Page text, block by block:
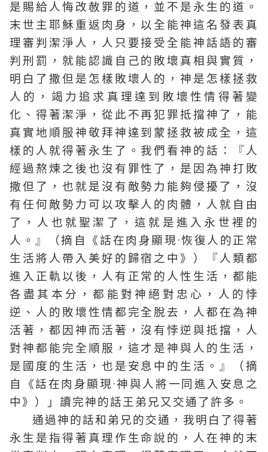
是賜給人悔改赦罪的道，並不是永生的道。
末世主耶穌重返肉身，以全能神這名發表真
理審判潔淨人，人只要接受全能神話語的審
判刑罰，就能認識自己的敗壞真相與實質，
明白了撒但是怎樣敗壞人的，神是怎樣拯救
人的，竭力追求真理達到敗壞性情得著變
化、得著潔淨，從此不再犯罪抵擋神了，能
真實地順服神敬拜神達到蒙拯救被成全，這
樣的人就得著永生了。我們看神的話：『人
經過熬煉之後也沒有罪性了，是因為神打敗
撒但了，也就是沒有敵勢力能夠侵擾了，沒
有任何敵勢力可以攻擊人的肉體，人就自由
了，人也就聖潔了，這就是進入永世裡的
人。』（摘自《話在肉身顯現·恢復人的正常
生活將人帶入美好的歸宿之中》）『人類都
進入正軌以後，人有正常的人性生活，都能
各盡其本分，都能對神絕對忠心，人的悖
逆、人的敗壞性情都完全脫去，人都在為神
活著，都因神而活著，沒有悖逆與抵擋，人
對神都能完全順服，這才是神與人的生活，
是國度的生活，也是安息中的生活。』（摘
自《話在肉身顯現·神與人將一同進入安息之
中》）」讀完神的話王弟兄又交通了許多。
通過神的話和弟兄的交通，我明白了得著
永生是指得著真理作生命說的，人在神的末